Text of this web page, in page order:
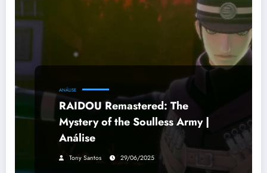
ANÁLISE
RAIDOU Remastered: The
Mystery of the Soulless Army |
Análise
Tony Santos 29/06/2025